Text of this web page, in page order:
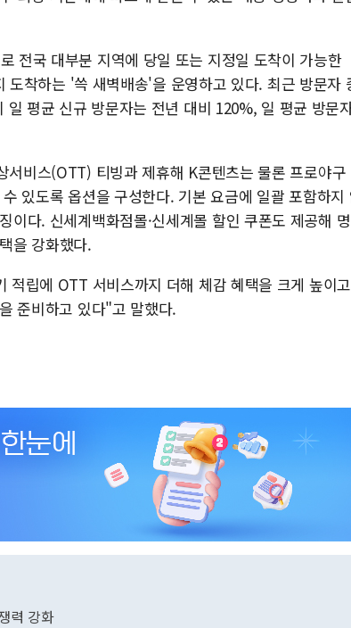
전국 대부분 지역에 당일 또는 지정일 도착이 가능한
착하는 '쓱 새벽배송'을 운영하고 있다. 최근 방문자
평균 신규 방문자는 전년 대비 120%, 일 평균 방문
비스(OTT) 티빙과 제휴해 K콘텐츠는 물론 프로야구
있도록 옵션을 구성한다. 기본 요금에 일괄 포함하지
다. 신세계백화점몰·신세계몰 할인 쿠폰도 제공해 명
을 강화했다.
적립에 OTT 서비스까지 더해 체감 혜택을 크게 높이고
준비하고 있다"고 말했다.
력 강화